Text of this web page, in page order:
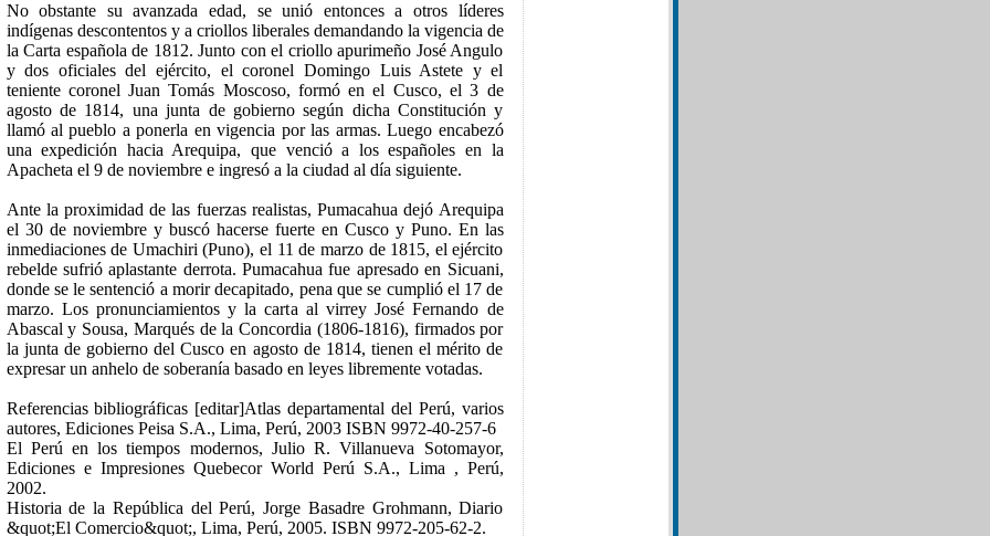
No obstante su avanzada edad, se unió entonces a otros líderes
indígenas descontentos y a criollos liberales demandando la vigencia de
la Carta española de 1812. Junto con el criollo apurimeño José Angulo
y dos oficiales del ejército, el coronel Domingo Luis Astete y el
teniente coronel Juan Tomás Moscoso, formó en el Cusco, el 3 de
agosto de 1814, una junta de gobierno según dicha Constitución y
llamó al pueblo a ponerla en vigencia por las armas. Luego encabezó
una expedición hacia Arequipa, que venció a los españoles en la
Apacheta el 9 de noviembre e ingresó a la ciudad al día siguiente.
Ante la proximidad de las fuerzas realistas, Pumacahua dejó Arequipa
el 30 de noviembre y buscó hacerse fuerte en Cusco y Puno. En las
inmediaciones de Umachiri (Puno), el 11 de marzo de 1815, el ejército
rebelde sufrió aplastante derrota. Pumacahua fue apresado en Sicuani,
donde se le sentenció a morir decapitado, pena que se cumplió el 17 de
marzo. Los pronunciamientos y la carta al virrey José Fernando de
Abascal y Sousa, Marqués de la Concordia (1806-1816), firmados por
la junta de gobierno del Cusco en agosto de 1814, tienen el mérito de
expresar un anhelo de soberanía basado en leyes libremente votadas.
Referencias bibliográficas [editar]Atlas departamental del Perú, varios
autores, Ediciones Peisa S.A., Lima, Perú, 2003 ISBN 9972-40-257-6
El Perú en los tiempos modernos, Julio R. Villanueva Sotomayor,
Ediciones e Impresiones Quebecor World Perú S.A., Lima , Perú,
2002.
Historia de la República del Perú, Jorge Basadre Grohmann, Diario
&quot;El Comercio&quot;, Lima, Perú, 2005. ISBN 9972-205-62-2.